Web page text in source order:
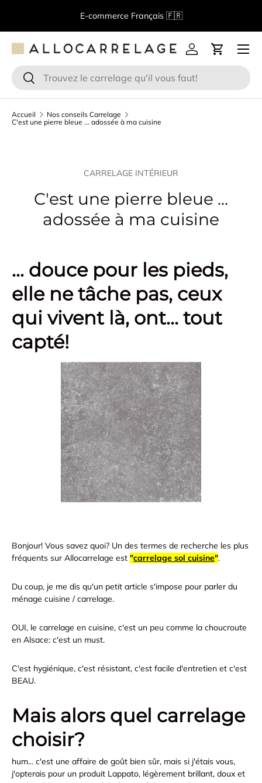
Aller au contenu
E-commerce Français 🇫🇷
Recherche
Rechercher
Se connecter
Panier
Menu
Accueil
Nos conseils Carrelage
C'est une pierre bleue ... adossée à ma cuisine
CARRELAGE INTÉRIEUR
C'est une pierre bleue ...
adossée à ma cuisine
... douce pour les pieds,
elle ne tâche pas, ceux
qui vivent là, ont... tout
capté!
Bonjour! Vous savez quoi? Un des termes de recherche les plus
fréquents sur Allocarrelage est "carrelage sol cuisine".
Du coup, je me dis qu'un petit article s'impose pour parler du
ménage cuisine / carrelage.
OUI, le carrelage en cuisine, c'est un peu comme la choucroute
en Alsace: c'est un must.
C'est hygiénique, c'est résistant, c'est facile d'entretien et c'est
BEAU.
Mais alors quel carrelage
choisir?
hum... c'est une affaire de goût bien sûr, mais si j'étais vous,
j'opterais pour un produit Lappato, légèrement brillant, doux et